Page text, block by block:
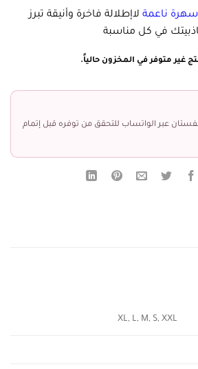
ناعمة لاإطلالة فاخرة وأنيقة تبرز
في كل مناسبة
غير متوفر في المخزون حالياً.
عبر الواتساب للتحقق من توفره قبل إتمام
XL, L, M, S, XXL